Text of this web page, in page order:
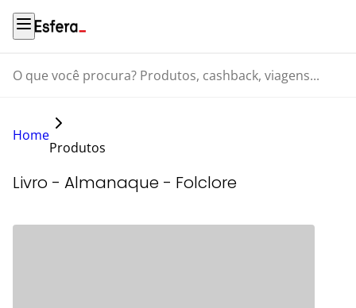
O que você procura? Produtos, cashback, viagens...
Home
Produtos
Livro - Almanaque - Folclore